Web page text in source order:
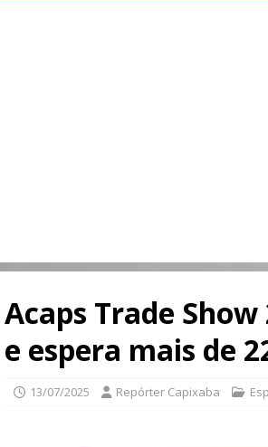
Acaps Trade
e espera mais de
13/07/2025 Repórter Capixaba